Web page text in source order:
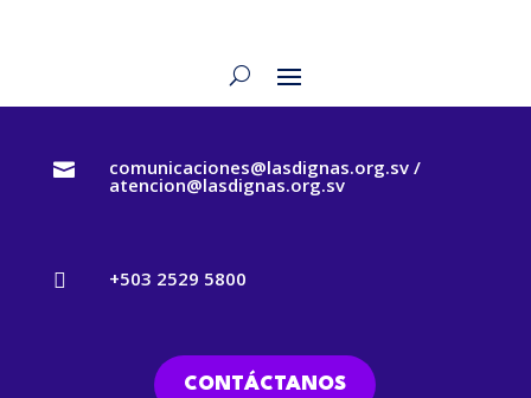
 comunicaciones@lasdignas.org.sv /
atencion@lasdignas.org.sv
 +503 2529 5800
CONTÁCTANOS